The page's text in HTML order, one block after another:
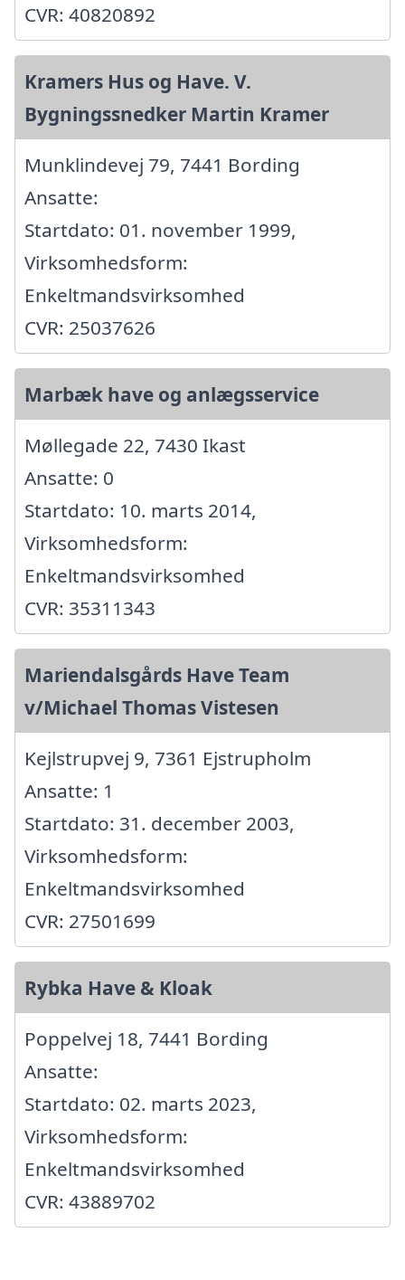
CVR: 40820892
Kramers Hus og Have. V.
Bygningssnedker Martin Kramer
Munklindevej 79, 7441 Bording
Ansatte:
Startdato: 01. november 1999,
Virksomhedsform:
Enkeltmandsvirksomhed
CVR: 25037626
Marbæk have og anlægsservice
Møllegade 22, 7430 Ikast
Ansatte: 0
Startdato: 10. marts 2014,
Virksomhedsform:
Enkeltmandsvirksomhed
CVR: 35311343
Mariendalsgårds Have Team
v/Michael Thomas Vistesen
Kejlstrupvej 9, 7361 Ejstrupholm
Ansatte: 1
Startdato: 31. december 2003,
Virksomhedsform:
Enkeltmandsvirksomhed
CVR: 27501699
Rybka Have & Kloak
Poppelvej 18, 7441 Bording
Ansatte:
Startdato: 02. marts 2023,
Virksomhedsform:
Enkeltmandsvirksomhed
CVR: 43889702